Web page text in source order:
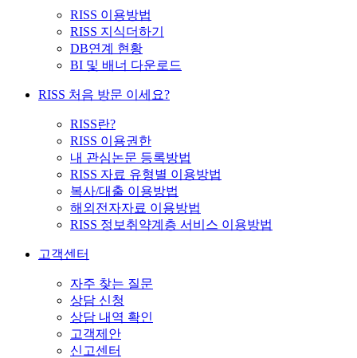
RISS 이용방법
RISS 지식더하기
DB연계 현황
BI 및 배너 다운로드
RISS 처음 방문 이세요?
RISS란?
RISS 이용권한
내 관심논문 등록방법
RISS 자료 유형별 이용방법
복사/대출 이용방법
해외전자자료 이용방법
RISS 정보취약계층 서비스 이용방법
고객센터
자주 찾는 질문
상담 신청
상담 내역 확인
고객제안
신고센터